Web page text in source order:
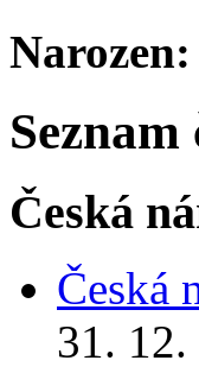
Česká
Česká
31. 12.